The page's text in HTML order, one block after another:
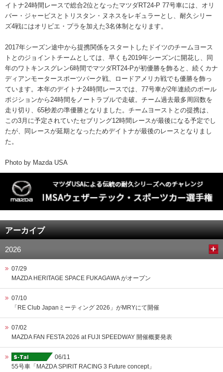
イトナ24時間レースで総合2位となったマツダRT24-P 77号車には、オリ
バー・ジャービスとトリスタン・ヌネスをレギュラーとし、耐久シリー
ズ4戦にはオリビエ・プラを加えた3名体制となります。
2017年シーズン途中から提携関係をスタートしたドイツのチームヨース
トとのジョイントチームとしては、早くも2019年シーズンに開花し、同
年のワトキンスグレン6時間でマツダRT24-Pが初優勝を飾ると、続くカナ
ディアンモータースポーツパーク戦、ロードアメリカ戦でも優勝を飾っ
ています。本年のデイトナ24時間レースでは、77号車が2年連続のポール
ポジションから24時間をノートラブルで走破。チーム過去最多周回数を
走り切り、65秒差の準優勝となりました。チームヨーストとの提携は、
この3月に予定されていたセブリング12時間レースが最後になる予定でし
たが、同レースが延期となったためデイトナが最後のレースとなりまし
た。
Photo by Mazda USA
アーカイブ
2026
07/29
MAZDA HERITAGE SPACE FUKAGAWA がオープン
07/10
「RE Club Japanミーティング 2026」がMRYにて開催
07/02
MAZDA FAN FESTA 2026 at FUJI SPEEDWAY 開催概要発表
06/11
55号車「MAZDA SPIRIT RACING 3 Future concept」